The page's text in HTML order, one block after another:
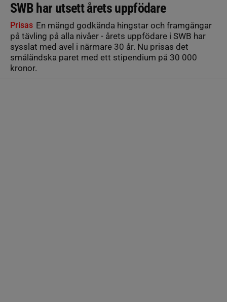
SWB har utsett årets uppfödare
Prisas En mängd godkända hingstar och framgångar
på tävling på alla nivåer - årets uppfödare i SWB har
sysslat med avel i närmare 30 år. Nu prisas det
småländska paret med ett stipendium på 30 000
kronor.